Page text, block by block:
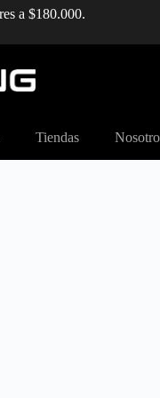
a $180.000.
Tiendas